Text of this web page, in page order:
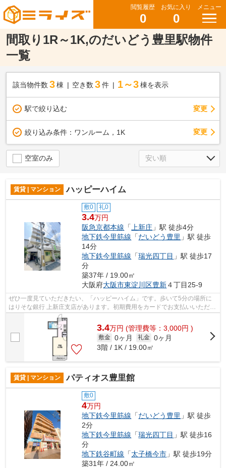
閲覧履歴
0
お気に入り
0
メニュー
間取り1R～1K,のだいどう豊里駅物件
一覧
該当物件数 3棟 空き数 3 件 1～3 棟を表示
駅で絞り込む 変更
絞り込み条件： ワンルーム，1K 変更
空室のみ
賃貸 | マンション ハッピーハイム
敷0 礼0
3.4万円
阪急京都本線 「 上新庄 」駅 徒歩4分
地下鉄今里筋線 「だいどう豊里 」駅 徒歩
14分
地下鉄今里筋線 「瑞光四丁目 」駅 徒歩17
分
築37年 / 19.00㎡
大阪府大阪市東淀川区豊新４丁目25-9
ぜひ一度見ていただきたい、「ハッピーハイム」です。歩いて5分の場所に
はりそな銀行 上新庄支店があります。初期費用をカードでお支払いいただけ
るので、カードで決済したい方にもお...
3.4万円 (管理費等：3,000円 )
敷金 0ヶ月 礼金 0ヶ月
3階 / 1K / 19.00㎡
賃貸 | マンション パティオス豊里館
敷0
4万円
地下鉄今里筋線 「だいどう豊里 」駅 徒歩
2分
地下鉄今里筋線 「瑞光四丁目 」駅 徒歩16
分
地下鉄谷町線 「太子橋今市 」駅 徒歩19分
築31年 / 24.00㎡